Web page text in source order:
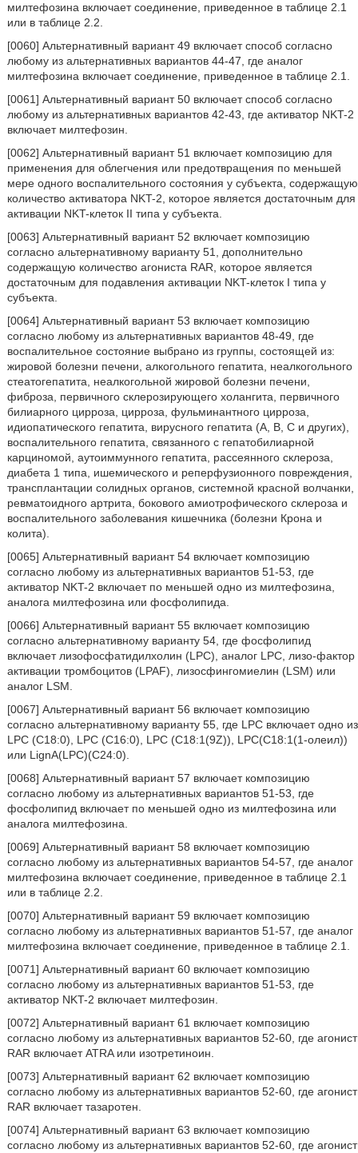
милтефозина включает соединение, приведенное в таблице 2.1
или в таблице 2.2.
[0060] Альтернативный вариант 49 включает способ согласно
любому из альтернативных вариантов 44-47, где аналог
милтефозина включает соединение, приведенное в таблице 2.1.
[0061] Альтернативный вариант 50 включает способ согласно
любому из альтернативных вариантов 42-43, где активатор NKT-2
включает милтефозин.
[0062] Альтернативный вариант 51 включает композицию для
применения для облегчения или предотвращения по меньшей
мере одного воспалительного состояния у субъекта, содержащую
количество активатора NKT-2, которое является достаточным для
активации NKT-клеток II типа у субъекта.
[0063] Альтернативный вариант 52 включает композицию
согласно альтернативному варианту 51, дополнительно
содержащую количество агониста RAR, которое является
достаточным для подавления активации NKT-клеток I типа у
субъекта.
[0064] Альтернативный вариант 53 включает композицию
согласно любому из альтернативных вариантов 48-49, где
воспалительное состояние выбрано из группы, состоящей из:
жировой болезни печени, алкогольного гепатита, неалкогольного
стеатогепатита, неалкогольной жировой болезни печени,
фиброза, первичного склерозирующего холангита, первичного
билиарного цирроза, цирроза, фульминантного цирроза,
идиопатического гепатита, вирусного гепатита (А, В, С и других),
воспалительного гепатита, связанного с гепатобилиарной
карциномой, аутоиммунного гепатита, рассеянного склероза,
диабета 1 типа, ишемического и реперфузионного повреждения,
трансплантации солидных органов, системной красной волчанки,
ревматоидного артрита, бокового амиотрофического склероза и
воспалительного заболевания кишечника (болезни Крона и
колита).
[0065] Альтернативный вариант 54 включает композицию
согласно любому из альтернативных вариантов 51-53, где
активатор NKT-2 включает по меньшей одно из милтефозина,
аналога милтефозина или фосфолипида.
[0066] Альтернативный вариант 55 включает композицию
согласно альтернативному варианту 54, где фосфолипид
включает лизофосфатидилхолин (LPC), аналог LPC, лизо-фактор
активации тромбоцитов (LPAF), лизосфингомиелин (LSM) или
аналог LSM.
[0067] Альтернативный вариант 56 включает композицию
согласно альтернативному варианту 55, где LPC включает одно из
LPC (С18:0), LPC (С16:0), LPC (C18:1(9Z)), LPC(С18:1(1-олеил))
или LignA(LPC)(C24:0).
[0068] Альтернативный вариант 57 включает композицию
согласно любому из альтернативных вариантов 51-53, где
фосфолипид включает по меньшей одно из милтефозина или
аналога милтефозина.
[0069] Альтернативный вариант 58 включает композицию
согласно любому из альтернативных вариантов 54-57, где аналог
милтефозина включает соединение, приведенное в таблице 2.1
или в таблице 2.2.
[0070] Альтернативный вариант 59 включает композицию
согласно любому из альтернативных вариантов 51-57, где аналог
милтефозина включает соединение, приведенное в таблице 2.1.
[0071] Альтернативный вариант 60 включает композицию
согласно любому из альтернативных вариантов 51-53, где
активатор NKT-2 включает милтефозин.
[0072] Альтернативный вариант 61 включает композицию
согласно любому из альтернативных вариантов 52-60, где агонист
RAR включает ATRA или изотретиноин.
[0073] Альтернативный вариант 62 включает композицию
согласно любому из альтернативных вариантов 52-60, где агонист
RAR включает тазаротен.
[0074] Альтернативный вариант 63 включает композицию
согласно любому из альтернативных вариантов 52-60, где агонист